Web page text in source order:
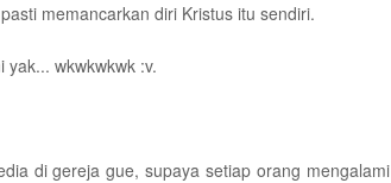
memancarkan diri Kristus itu sendiri.
wkwkwkwk :v.
di gereja gue, supaya setiap orang mengalami